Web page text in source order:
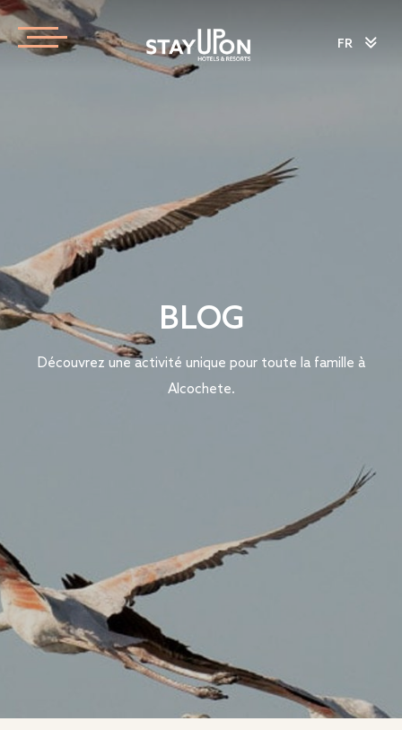
FR
BLOG
Découvrez une activité unique pour toute la famille à
Alcochete.